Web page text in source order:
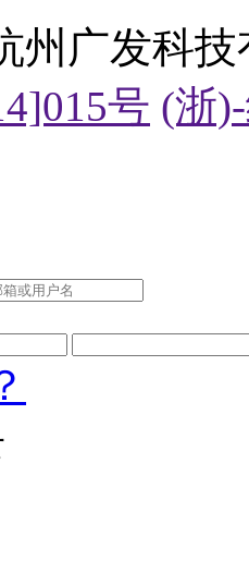
州广发科
号 (浙